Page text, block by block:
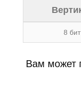
8
Вам может